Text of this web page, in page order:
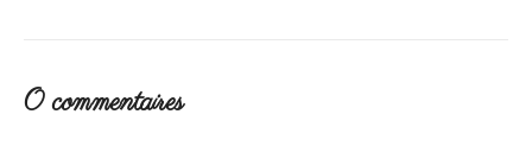
0 commentaires